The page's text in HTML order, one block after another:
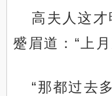
高夫人这
蹙眉道：“上
“那都过去